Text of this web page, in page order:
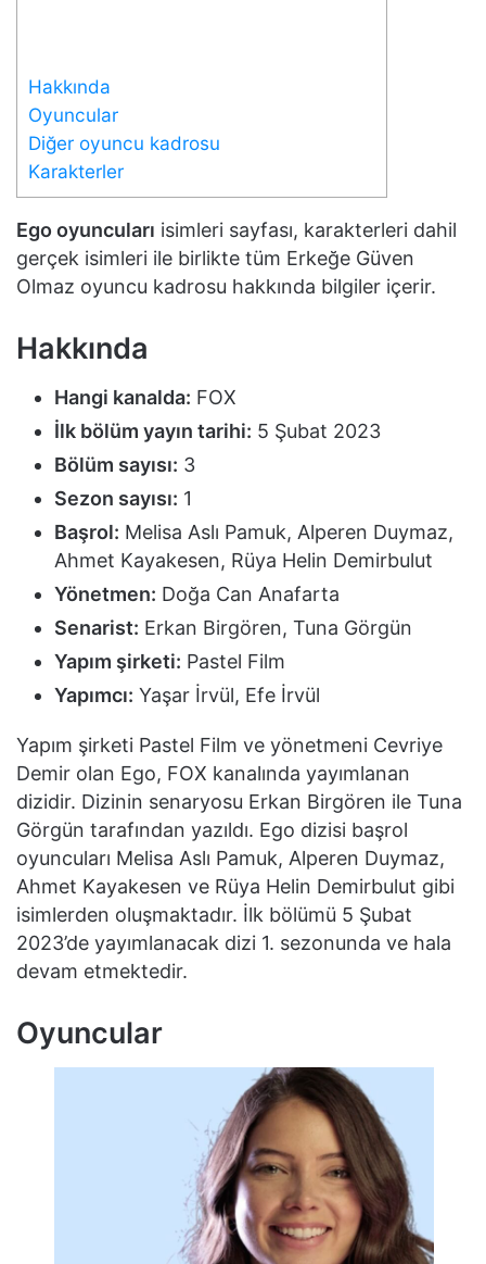
Hakkında
Oyuncular
Diğer oyuncu kadrosu
Karakterler
Ego oyuncuları isimleri sayfası, karakterleri dahil
gerçek isimleri ile birlikte tüm Erkeğe Güven
Olmaz oyuncu kadrosu hakkında bilgiler içerir.
Hakkında
Hangi kanalda: FOX
İlk bölüm yayın tarihi: 5 Şubat 2023
Bölüm sayısı: 3
Sezon sayısı: 1
Başrol: Melisa Aslı Pamuk, Alperen Duymaz,
Ahmet Kayakesen, Rüya Helin Demirbulut
Yönetmen: Doğa Can Anafarta
Senarist: Erkan Birgören, Tuna Görgün
Yapım şirketi: Pastel Film
Yapımcı: Yaşar İrvül, Efe İrvül
Yapım şirketi Pastel Film ve yönetmeni Cevriye
Demir olan Ego, FOX kanalında yayımlanan
dizidir. Dizinin senaryosu Erkan Birgören ile Tuna
Görgün tarafından yazıldı. Ego dizisi başrol
oyuncuları Melisa Aslı Pamuk, Alperen Duymaz,
Ahmet Kayakesen ve Rüya Helin Demirbulut gibi
isimlerden oluşmaktadır. İlk bölümü 5 Şubat
2023’de yayımlanacak dizi 1. sezonunda ve hala
devam etmektedir.
Oyuncular